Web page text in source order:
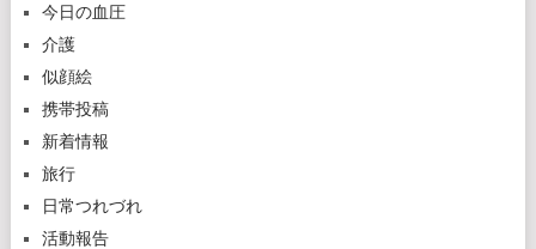
今日の血圧
介護
似顔絵
携帯投稿
新着情報
旅行
日常つれづれ
活動報告